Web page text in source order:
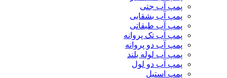
پمپ آب جتی
پمپ آب بشقابی
پمپ آب طبقاتی
پمپ آب تک پروانه
پمپ آب دو پروانه
پمپ آب لوله بلند
پمپ آب دو لول
پمپ استیل